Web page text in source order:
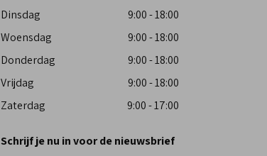
Dinsdag
9:00 - 18:00
Woensdag
9:00 - 18:00
Donderdag
9:00 - 18:00
Vrijdag
9:00 - 18:00
Zaterdag
9:00 - 17:00
Schrijf je nu in voor de nieuwsbrief